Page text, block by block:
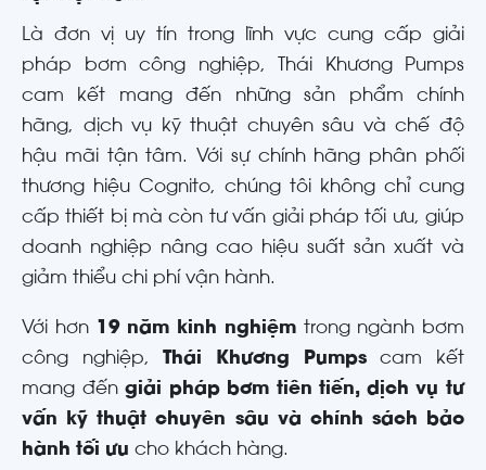
Là đơn vị uy tín trong lĩnh vực cung cấp giải
pháp bơm công nghiệp, Thái Khương Pumps
cam kết mang đến những sản phẩm chính
hãng, dịch vụ kỹ thuật chuyên sâu và chế độ
hậu mãi tận tâm. Với sự chính hãng phân phối
thương hiệu Cognito, chúng tôi không chỉ cung
cấp thiết bị mà còn tư vấn giải pháp tối ưu, giúp
doanh nghiệp nâng cao hiệu suất sản xuất và
giảm thiểu chi phí vận hành.
Với hơn 19 năm kinh nghiệmtrong ngành bơm
công nghiệp,
Thái Khương Pumpscam kết
mang đếngiải pháp bơm tiên tiến, dịch vụ tư
vấn kỹ thuật chuyên sâu và chính sách bảo
hành tối ưu cho khách hàng.